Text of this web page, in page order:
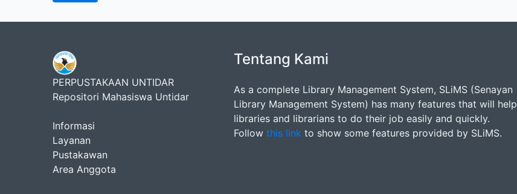
PERPUSTAKAAN UNTIDAR
Repositori Mahasiswa Untidar
Informasi
Layanan
Pustakawan
Area Anggota
Tentang Kami
As a complete Library Management System, SLiMS (Senayan
Library Management System) has many features that will help
libraries and librarians to do their job easily and quickly.
Follow this link to show some features provided by SLiMS.